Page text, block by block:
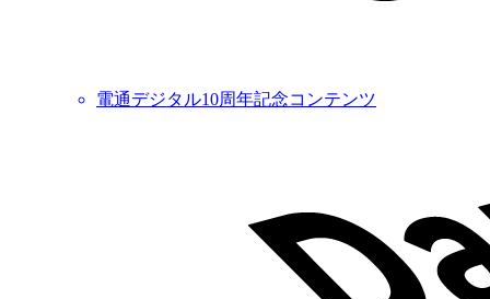
電通デジタル10周年記念コンテンツ